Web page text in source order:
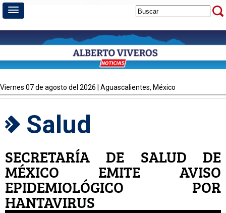
viernes 07 de agosto del 2026 | Aguascalientes, México
Salud
SECRETARÍA DE SALUD DE
MÉXICO EMITE AVISO
EPIDEMIOLÓGICO POR
HANTAVIRUS